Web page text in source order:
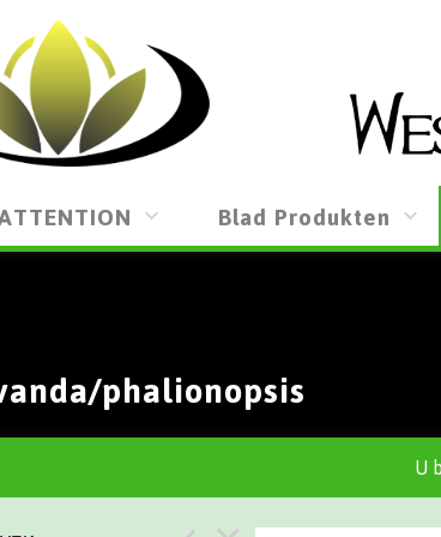
Blad Produkten
phalionopsis
U